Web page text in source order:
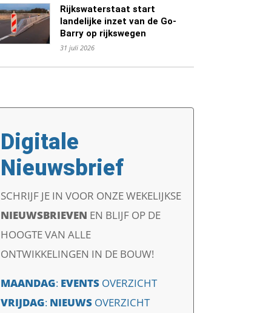
Rijkswaterstaat start
landelijke inzet van de Go-
Barry op rijkswegen
31 juli 2026
Digitale
Nieuwsbrief
SCHRIJF JE IN VOOR ONZE WEKELIJKSE
NIEUWSBRIEVEN EN BLIJF OP DE
HOOGTE VAN ALLE
ONTWIKKELINGEN IN DE BOUW!
MAANDAG: EVENTS OVERZICHT
VRIJDAG: NIEUWS OVERZICHT